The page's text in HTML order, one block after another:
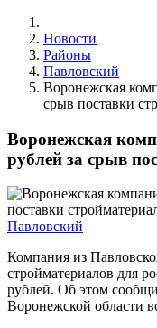
Новости
Районы
Павловский
Воронежская
срыв поставки
Воронежская
рублей за срыв
Павловский
Компания из
стройматериалов для
рублей. Об этом
Воронежской области